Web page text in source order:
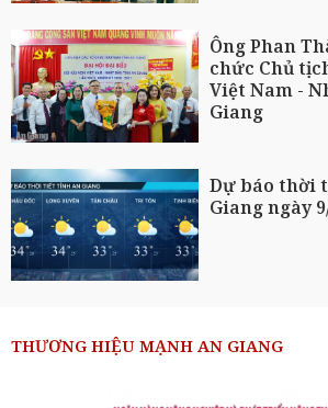
Ông Phan
chức Chủ
Việt Nam -
Giang
Dự báo thời
Giang ngày
THƯƠNG HIỆU MẠNH AN GIANG